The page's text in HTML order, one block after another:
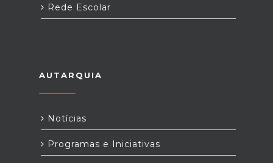
Rede Escolar
AUTARQUIA
Notícias
Programas e Iniciativas